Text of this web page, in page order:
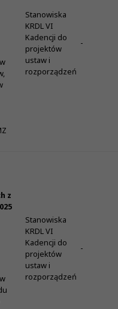
Stanowiska
KRDL VI
Kadencji do
projektów
ustaw i
rozporządzeń
-
z
Stanowiska
KRDL VI
Kadencji do
projektów
ustaw i
rozporządzeń
-